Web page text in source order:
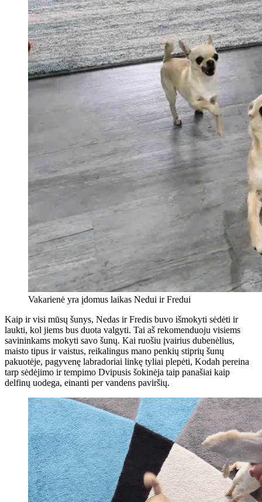
Vakarienė yra įdomus laikas Nedui ir Fredui
Kaip ir visi mūsų šunys, Nedas ir Fredis buvo išmokyti sėdėti ir
laukti, kol jiems bus duota valgyti. Tai aš rekomenduoju visiems
savininkams mokyti savo šunų. Kai ruošiu įvairius dubenėlius,
maisto tipus ir vaistus, reikalingus mano penkių stiprių šunų
pakuotėje, pagyvenę labradoriai linkę tyliai plepėti, Kodah pereina
tarp sėdėjimo ir tempimo Dvipusis šokinėja taip panašiai kaip
delfinų uodega, einanti per vandens paviršių.